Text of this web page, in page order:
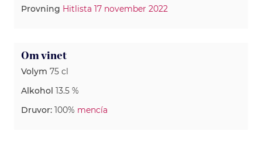
Provning Hitlista 17 november 2022
Om vinet
Volym 75 cl
Alkohol 13.5 %
Druvor: 100% mencía